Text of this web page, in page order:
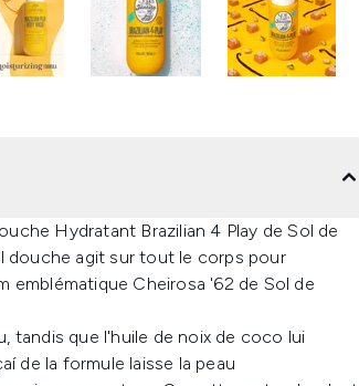
Hydratant Brazilian 4 Play de Sol de
douche agit sur tout le corps pour
emblématique Cheirosa '62 de Sol de
tandis que l'huile de noix de coco lui
de la formule laisse la peau